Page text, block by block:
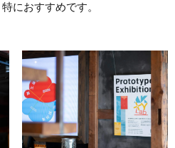
におすすめです。